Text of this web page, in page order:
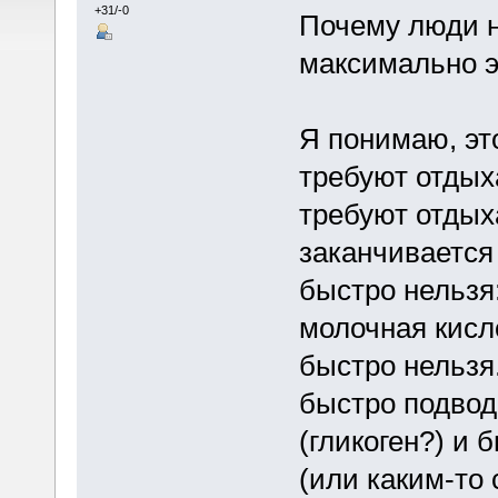
+31/-0
Почему люди
максимально
Я понимаю,
требуют
требуют
быстро
молочная
быстро
быстро
(гликоген?) и
(или каким-то